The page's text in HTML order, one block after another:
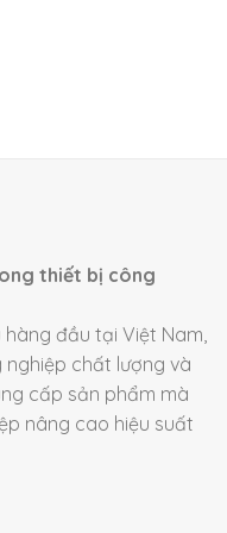
thiết bị công
đầu tại Việt Nam,
chất lượng và
cấp sản phẩm mà
nâng cao hiệu suất